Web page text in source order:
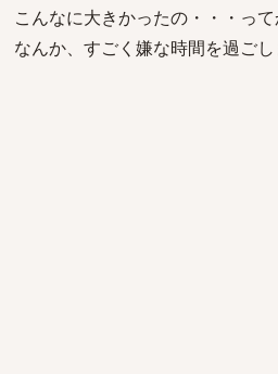
こんなに大きかったの・・・っ
なんか、すごく嫌な時間を過ごし